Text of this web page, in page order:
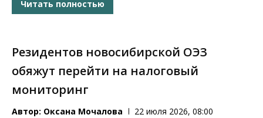
Читать полностью
Резидентов новосибирской ОЭЗ
обяжут перейти на налоговый
мониторинг
Автор: Оксана Мочалова 22 июля 2026, 08:00